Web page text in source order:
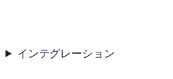
インテグレーション